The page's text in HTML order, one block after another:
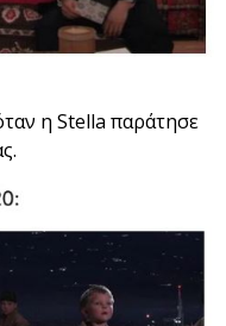
η Stella παράτησε